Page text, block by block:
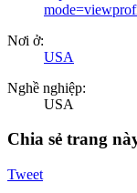
Nơi ở:
USA
Nghề nghiệp:
USA
Chia sẻ trang
Tweet